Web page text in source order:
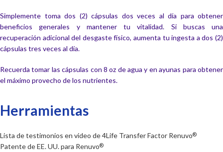
Simplemente toma dos (2) cápsulas dos veces al día para obtener
beneficios generales y mantener tu vitalidad. Si buscas una
recuperación adicional del desgaste físico, aumenta tu ingesta a dos (2)
cápsulas tres veces al día.
Recuerda tomar las cápsulas con 8 oz de agua y en ayunas para obtener
el máximo provecho de los nutrientes.
Herramientas
Lista de testimonios en video de 4Life Transfer Factor Renuvo®
Patente de EE. UU. para Renuvo®